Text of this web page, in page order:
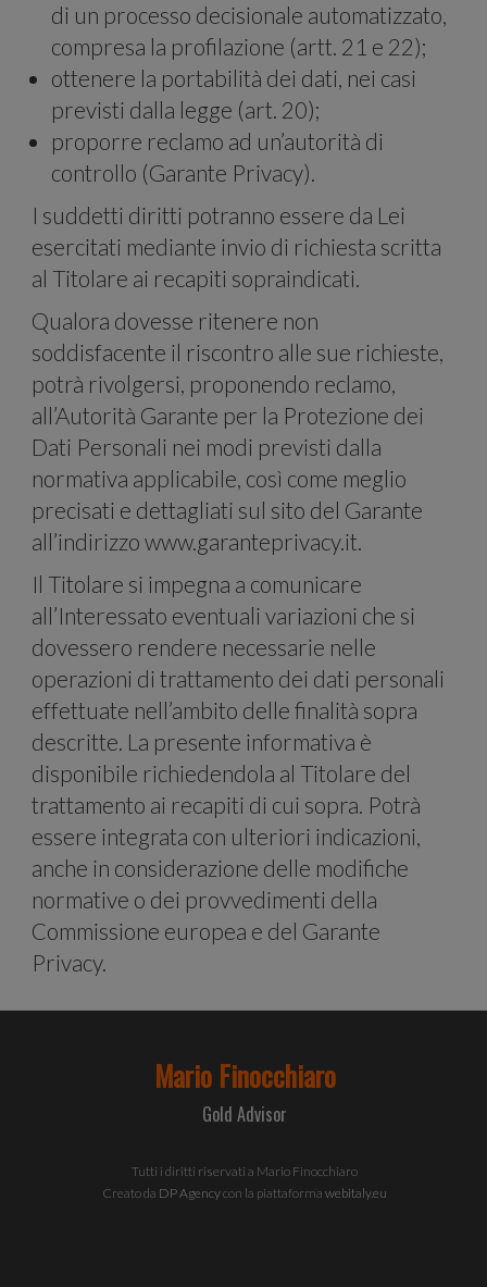
di un processo decisionale automatizzato,
compresa la profilazione (artt. 21 e 22);
ottenere la portabilità dei dati, nei casi
previsti dalla legge (art. 20);
proporre reclamo ad un’autorità di
controllo (Garante Privacy).
I suddetti diritti potranno essere da Lei
esercitati mediante invio di richiesta scritta
al Titolare ai recapiti sopraindicati.
Qualora dovesse ritenere non
soddisfacente il riscontro alle sue richieste,
potrà rivolgersi, proponendo reclamo,
all’Autorità Garante per la Protezione dei
Dati Personali nei modi previsti dalla
normativa applicabile, così come meglio
precisati e dettagliati sul sito del Garante
all’indirizzo www.garanteprivacy.it.
Il Titolare si impegna a comunicare
all’Interessato eventuali variazioni che si
dovessero rendere necessarie nelle
operazioni di trattamento dei dati personali
effettuate nell’ambito delle finalità sopra
descritte. La presente informativa è
disponibile richiedendola al Titolare del
trattamento ai recapiti di cui sopra. Potrà
essere integrata con ulteriori indicazioni,
anche in considerazione delle modifiche
normative o dei provvedimenti della
Commissione europea e del Garante
Privacy.
il
nostro
inoltre